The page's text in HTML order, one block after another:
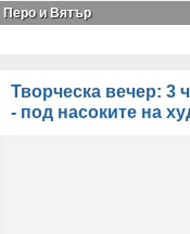
Перо и Вятър
Творческа вечер: 3
- под насоките на